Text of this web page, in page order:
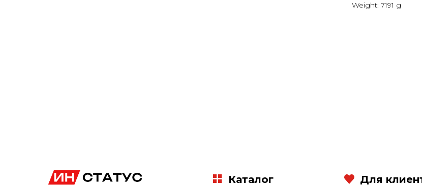
Weight: 7191 g
Каталог Для